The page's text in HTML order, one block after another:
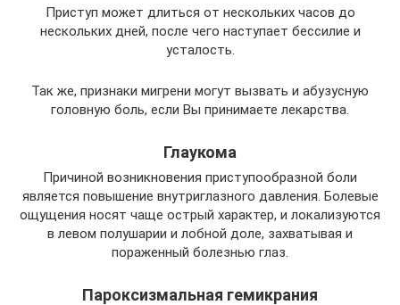
Приступ может длиться от нескольких часов до
нескольких дней, после чего наступает бессилие и
усталость.
Так же, признаки мигрени могут вызвать и абузусную
головную боль, если Вы принимаете лекарства.
Глаукома
Причиной возникновения приступообразной боли
является повышение внутриглазного давления. Болевые
ощущения носят чаще острый характер, и локализуются
в левом полушарии и лобной доле, захватывая и
пораженный болезнью глаз.
Пароксизмальная гемикрания